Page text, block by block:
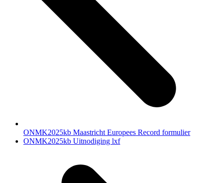
ONMK2025kb Maastricht Europees Record formulier
next
ONMK2025kb Uitnodiging lxf